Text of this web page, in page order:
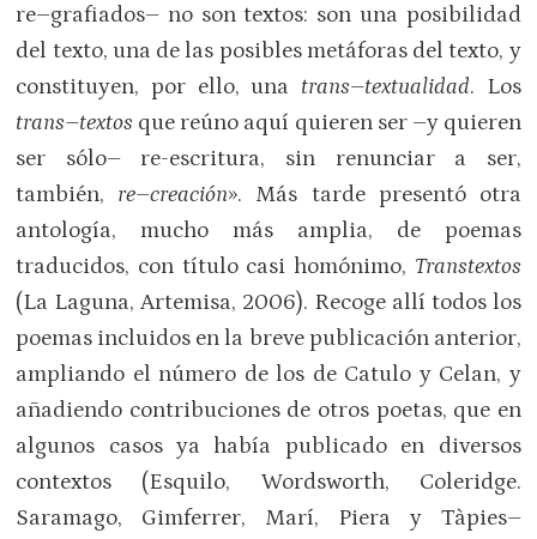
re–grafiados– no son textos: son una posibilidad
del texto, una de las posibles metáforas del texto, y
constituyen, por ello, una trans–textualidad. Los
trans–textos que reúno aquí quieren ser –y quieren
ser sólo– re-escritura, sin renunciar a ser,
también, re–creación». Más tarde presentó otra
antología, mucho más amplia, de poemas
traducidos, con título casi homónimo, Transtextos
(La Laguna, Artemisa, 2006). Recoge allí todos los
poemas incluidos en la breve publicación anterior,
ampliando el número de los de Catulo y Celan, y
añadiendo contribuciones de otros poetas, que en
algunos casos ya había publicado en diversos
contextos (Esquilo, Wordsworth, Coleridge.
Saramago, Gimferrer, Marí, Piera y Tàpies–